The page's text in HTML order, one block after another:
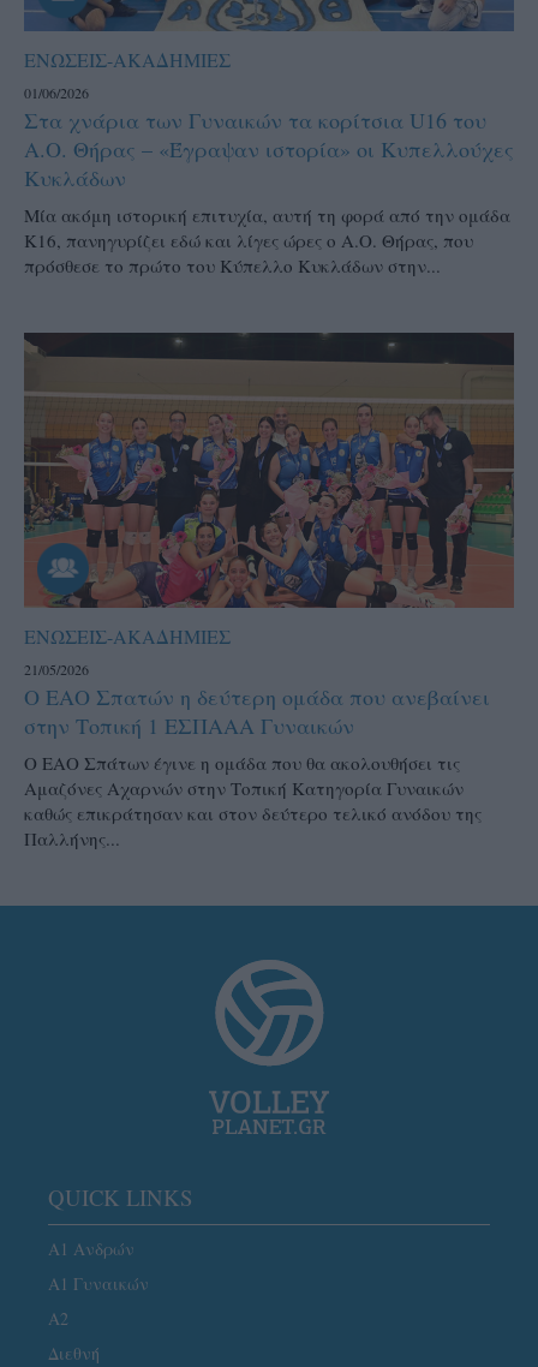
ΕΝΩΣΕΙΣ-ΑΚΑΔΗΜΙΕΣ
01/06/2026
Στα χνάρια των Γυναικών τα κορίτσια U16 του
Α.Ο. Θήρας – «Έγραψαν ιστορία» οι Κυπελλούχες
Κυκλάδων
Μία ακόμη ιστορική επιτυχία, αυτή τη φορά από την ομάδα
Κ16, πανηγυρίζει εδώ και λίγες ώρες ο Α.Ο. Θήρας, που
πρόσθεσε το πρώτο του Κύπελλο Κυκλάδων στην...
ΕΝΩΣΕΙΣ-ΑΚΑΔΗΜΙΕΣ
21/05/2026
Ο ΕΑΟ Σπατών η δεύτερη ομάδα που ανεβαίνει
στην Τοπική 1 ΕΣΠΑΑΑ Γυναικών
Ο ΕΑΟ Σπάτων έγινε η ομάδα που θα ακολουθήσει τις
Αμαζόνες Αχαρνών στην Τοπική Κατηγορία Γυναικών
καθώς επικράτησαν και στον δεύτερο τελικό ανόδου της
Παλλήνης...
QUICK LINKS
Α1 Ανδρών
Α1 Γυναικών
A2
Διεθνή